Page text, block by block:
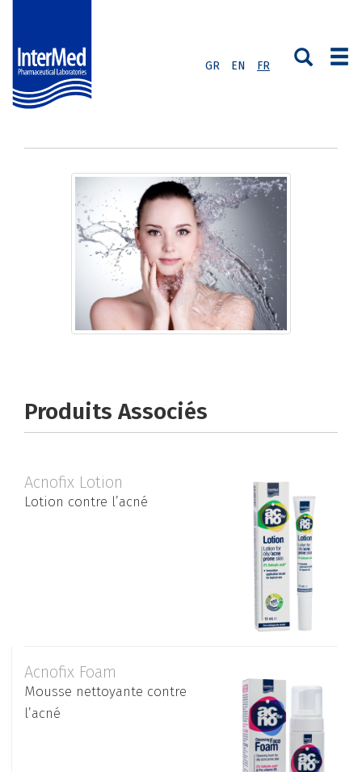
GR EN FR
Produits Associés
Acnofix Lotion
Lotion contre l’acné
Αcnofix Foam
Mousse nettoyante contre
l’acné